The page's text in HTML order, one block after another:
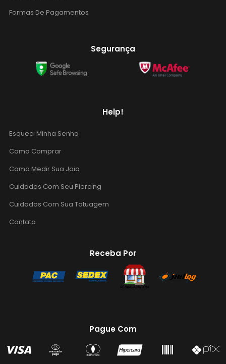
Formas De Pagamentos
Segurança
Help!
Esqueci Minha Senha
Como Comprar
Como Medir Sua Joia
Cuidados Com Seu Piercing
Cuidados Com Sua Tatuagem
Contato
Receba Por
Pague Com